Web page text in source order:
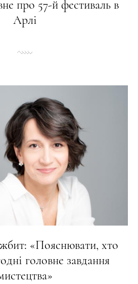
про 57-й фестиваль в
Арлі
«Пояснювати, хто
головне завдання